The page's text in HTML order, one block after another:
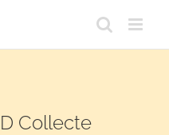
Collecte